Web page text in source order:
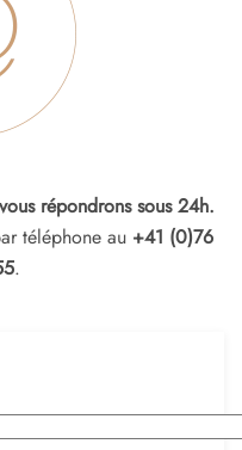
répondrons sous 24h.
téléphone au +41 (0)76
.